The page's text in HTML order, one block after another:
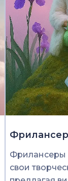
Фрилансеры
свои